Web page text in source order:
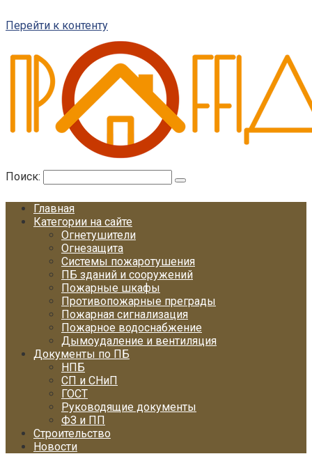
Перейти к контенту
Поиск:
Главная
Категории на сайте
Огнетушители
Огнезащита
Системы пожаротушения
ПБ зданий и сооружений
Пожарные шкафы
Противопожарные преграды
Пожарная сигнализация
Пожарное водоснабжение
Дымоудаление и вентиляция
Документы по ПБ
НПБ
СП и СНиП
ГОСТ
Руководящие документы
ФЗ и ПП
Строительство
Новости